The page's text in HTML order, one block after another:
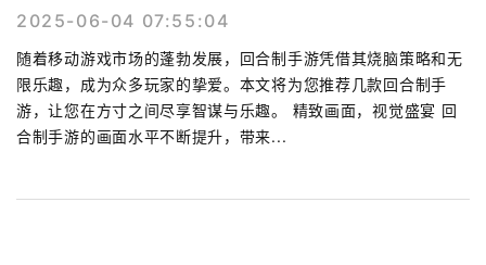
2025-06-04 07:55:04
随着移动游戏市场的蓬勃发展，回合制手游凭借其烧脑策略和无
限乐趣，成为众多玩家的挚爱。本文将为您推荐几款回合制手
游，让您在方寸之间尽享智谋与乐趣。 精致画面，视觉盛宴 回
合制手游的画面水平不断提升，带来...